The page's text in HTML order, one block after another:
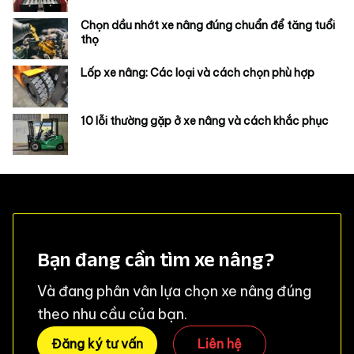
Chọn dầu nhớt xe nâng đúng chuẩn để tăng tuổi
thọ
Lốp xe nâng: Các loại và cách chọn phù hợp
10 lỗi thường gặp ở xe nâng và cách khắc phục
Bạn đang cần tìm xe nâng?
Và đang phân vân lựa chọn xe nâng đúng
theo nhu cầu của bạn.
Đăng ký tư vấn Liên hệ